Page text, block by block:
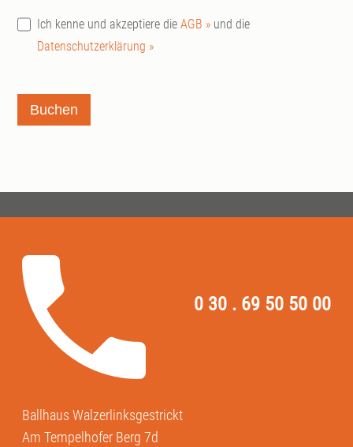
Ich kenne und akzeptiere dieAGB » und die
Datenschutzerklärung »
Buchen
0 30 . 69 50 50 00
Ballhaus Walzerlinksgestrickt
Am Tempelhofer Berg 7d